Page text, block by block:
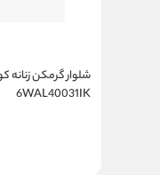
6WAL40031IK